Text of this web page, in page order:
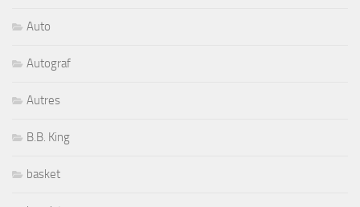
Auto
Autograf
Autres
B.B. King
basket